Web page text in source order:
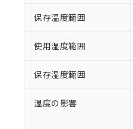
保存温度範囲
使用湿度範囲
保存湿度範囲
温度の影響